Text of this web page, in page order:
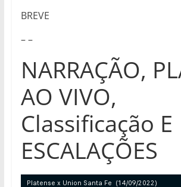
BREVE
– –
NARRAÇÃO,
AO VIVO,
Classificação E
ESCALAÇÕES